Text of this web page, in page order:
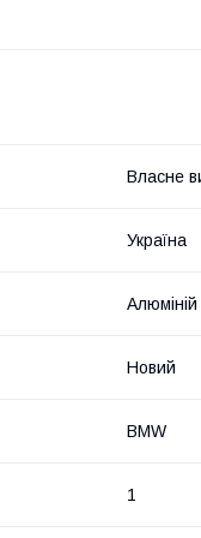
Власне
Україна
Алюміній
Новий
BMW
1